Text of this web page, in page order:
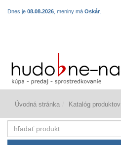
Dnes je 08.08.2026 , meniny má Oskár
Úvodná stránka Katalóg produktov
produkt